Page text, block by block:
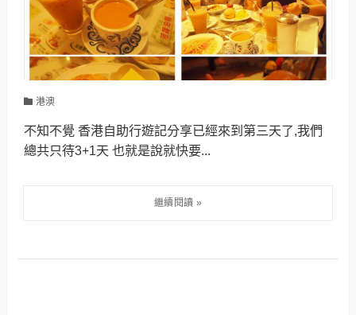
港澳
不知不覺 香港自助行遊記分享已經來到第三天了,我們
總共只待3+1天 也就是說就快要...